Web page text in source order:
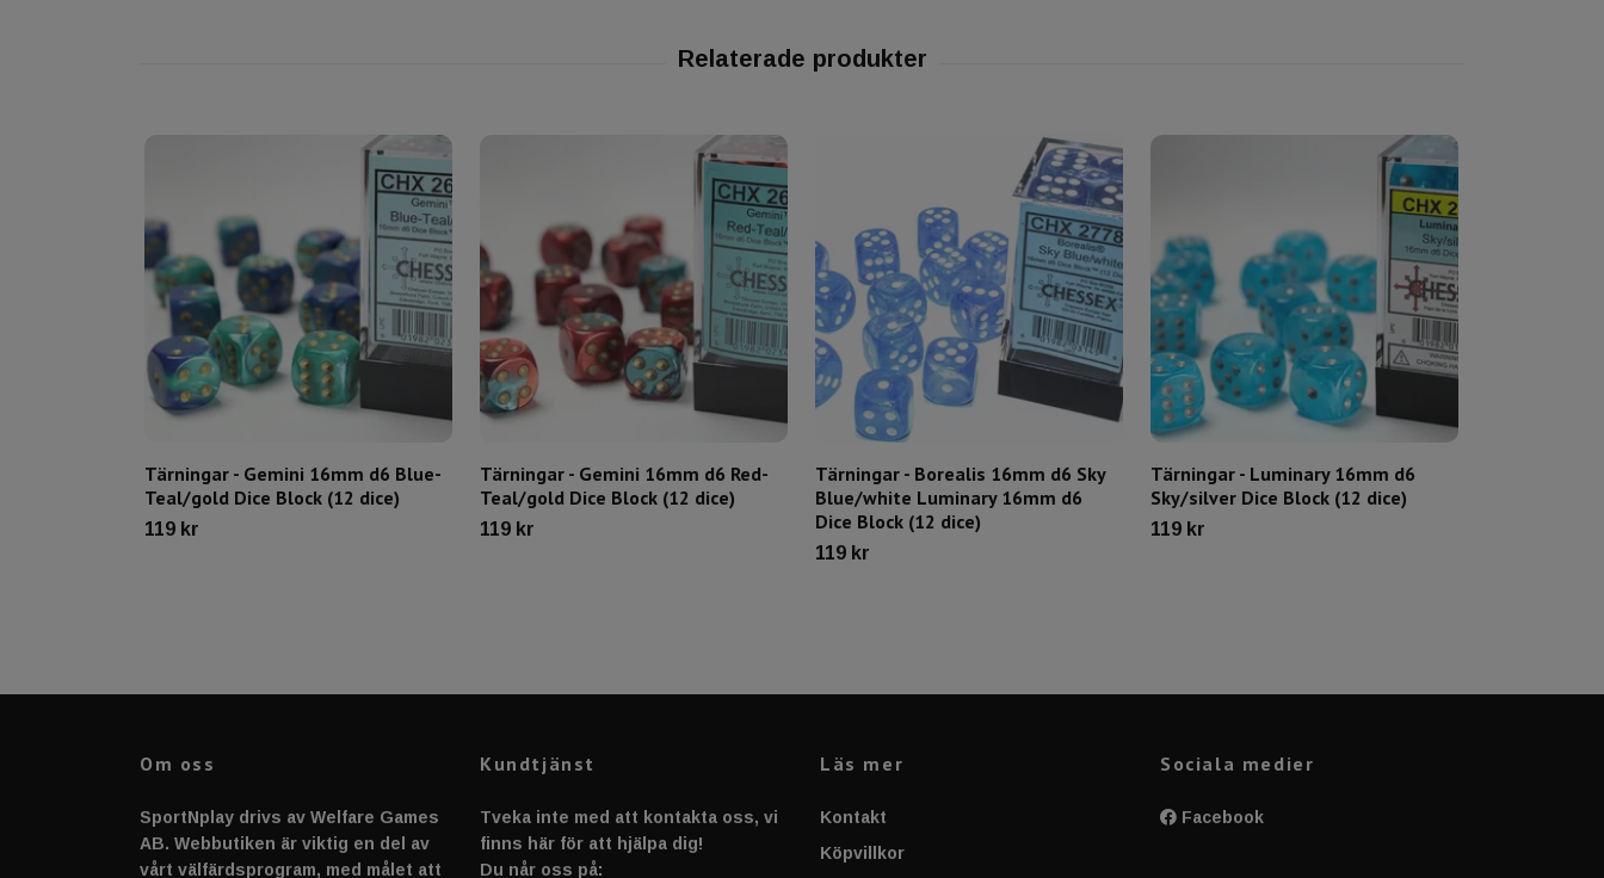
Tärningar - Gemini 16mm d6 Blue-
Teal/gold Dice Block (12 dice)
119 kr
Tärningar - Gemini 16mm d6 Red-
Teal/gold Dice Block (12 dice)
119 kr
Tärningar - Borealis 16mm d6 Sky
Blue/white Luminary 16mm d6
Dice Block (12 dice)
119 kr
Tärningar - Luminary 16mm d6
Sky/silver Dice Block (12 dice)
119 kr
Om oss
SportNplay drivs av Welfare Games
AB. Webbutiken är viktig en del av
vårt välfärdsprogram, med målet att
Kundtjänst
Tveka inte med att kontakta oss, vi
finns här för att hjälpa dig!
Du når oss på:
Läs mer
Kontakt
Köpvillkor
Sociala medier
Facebook